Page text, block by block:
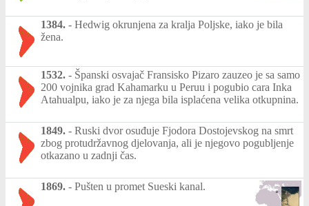
1384. - Hedwig okrunjena za kralja Poljske, iako je bila
žena.
1532. - Španski osvajač Fransisko Pizaro zauzeo je sa samo
200 vojnika grad Kahamarku u Peruu i pogubio cara Inka
Atahualpu, iako je za njega bila isplaćena velika otkupnina.
1849. - Ruski dvor osuđuje Fjodora Dostojevskog na smrt
zbog protudržavnog djelovanja, ali je njegovo pogubljenje
otkazano u zadnji čas.
1869. - Pušten u promet Sueski kanal.